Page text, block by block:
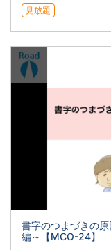
見放題
書字のつまづきの
編～【MCO-24】